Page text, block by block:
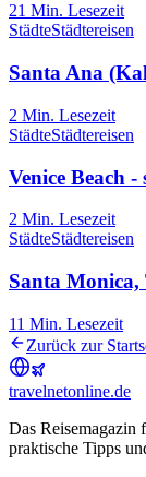
21 Min. Lesezeit
StädteStädtereisen
Santa Ana
2 Min. Lesezeit
StädteStädtereisen
Venice Beach
2 Min. Lesezeit
StädteStädtereisen
Santa Monica,
11 Min. Lesezeit
Zurück zur
travelnetonline.de
Das Reisemagazin
praktische Tipps